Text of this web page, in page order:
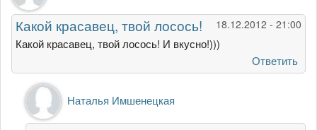
18.12.2012 - 21:00
Какой красавец, твой лосось!
Какой красавец, твой лосось! И вкусно!)))
Ответить
Ответ
на
Какой
Наталья Имшенецкая